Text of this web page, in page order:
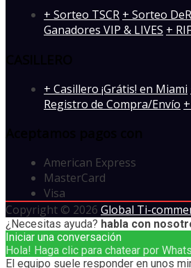
+ Sorteo TSCR + Sorteo
Ganadores VIP & LIVES +
+ Casillero ¡Grátis! en Miami
Registro de Compra/Envío
American Express
MasterCard
Visa
Copyright © 2026 Global Ti-
¿Necesitas ayuda? habla con
Iniciar una conversación
Hola! Haga clic para chatear por
El equipo suele responder en unos